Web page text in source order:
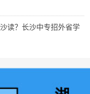
读？长沙中专招外省学